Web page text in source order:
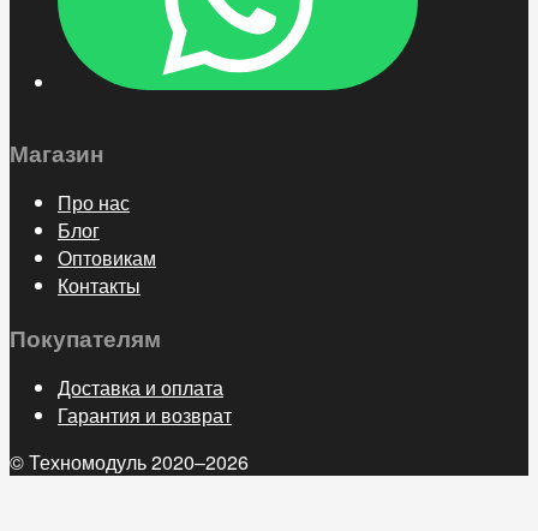
Магазин
Про нас
Блог
Оптовикам
Контакты
Покупателям
Доставка и оплата
Гарантия и возврат
© Техномодуль 2020–2026